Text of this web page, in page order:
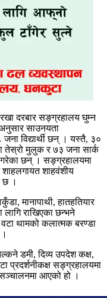
दरबार सङ्ग्रहालय घुम्न
साउनयता
विद्यार्थी छन् । यस्तै, ३०
मुलुक र ७३ जना सार्क
छन् । सङ्ग्रहालयमा
शाहवंशीय
छ ।
मानापाथी, हातहतियार
राखिएका छन्भने
थामको कलात्मक बरण्डा
डमी, दिव्य उपदेश कक्ष,
प्रदर्शनीकक्ष सङ्ग्रहालयमा
आएको हो ।